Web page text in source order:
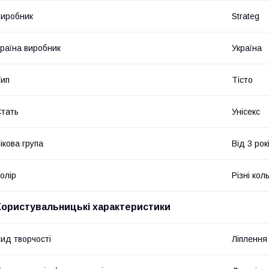
Strateg
виробник Україна
Тісто
Унісекс
група Від 3
Різні
характеристики
творчості Ліплення